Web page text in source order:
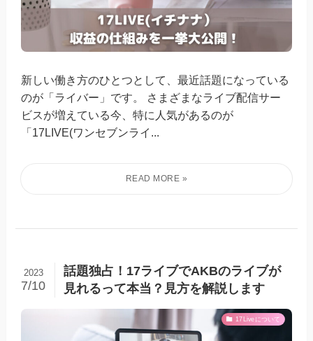
新しい働き方のひとつとして、最近話題になっている
のが「ライバー」です。 さまざまなライブ配信サー
ビスが増えている今、特に人気があるのが
「17LIVE(ワンセブンライ...
話題独占！17ライブでAKBのライブが
見れるって本当？見方を解説します
2023
7/10
17Liveについて